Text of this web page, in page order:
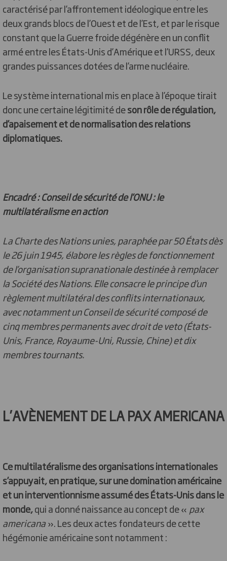
caractérisé par l’affrontement idéologique entre les
deux grands blocs de l’Ouest et de l’Est, et par le risque
constant que la Guerre froide dégénère en un conflit
armé entre les États-Unis d’Amérique et l’URSS, deux
grandes puissances dotées de l’arme nucléaire.
Le système international mis en place à l’époque tirait
donc une certaine légitimité deson rôle de régulation,
d’apaisement et de normalisation des relations
diplomatiques.
Encadré : Conseil de sécurité de l’ONU : le
multilatéralisme en action
La Charte des Nations unies, paraphée par 50 États dès
le 26 juin 1945, élabore les règles de fonctionnement
de l’organisation supranationale destinée à remplacer
la Société des Nations. Elle consacre le principe d’un
règlement multilatéral des conflits internationaux,
avec notamment un Conseil de sécurité composé de
cinq membres permanents avec droit de veto (États-
Unis, France, Royaume-Uni, Russie, Chine) et dix
membres tournants.
L’AVÈNEMENT DE LA PAX AMERICANA
Ce multilatéralisme des organisations internationales
s’appuyait, en pratique, sur une domination américaine
et un interventionnisme assumé des États-Unis dans le
monde,qui a donné naissance au concept de « pax
americana». Les deux actes fondateurs de cette
hégémonie américaine sont notamment :